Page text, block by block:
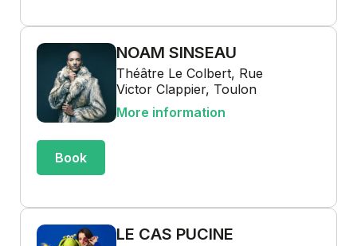
NOAM SINSEAU
Théâtre Le Colbert, Rue
Victor Clappier, Toulon
More information
Book
LE CAS PUCINE